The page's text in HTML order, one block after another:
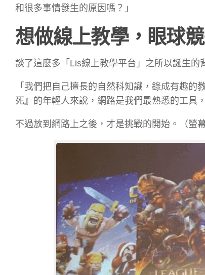
和很多事情發生的原因嗎？」
想做線上教學，眼球
談了這麼多「Lis線上教學平台」之所以誕生
「我們把自己擅長的自然科知識，錄成有趣
死』的年輕人來說，網路是我們最熟悉的工具
不過放到網路上之後，才是挑戰的開始。（螢